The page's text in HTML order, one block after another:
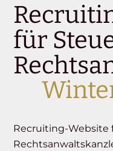
für
Recruiting-Website